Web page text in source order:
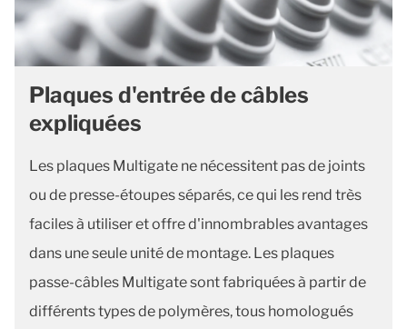
Plaques d'entrée de câbles
expliquées
Les plaques Multigate ne nécessitent pas de joints
ou de presse-étoupes séparés, ce qui les rend très
faciles à utiliser et offre d'innombrables avantages
dans une seule unité de montage. Les plaques
passe-câbles Multigate sont fabriquées à partir de
différents types de polymères, tous homologués